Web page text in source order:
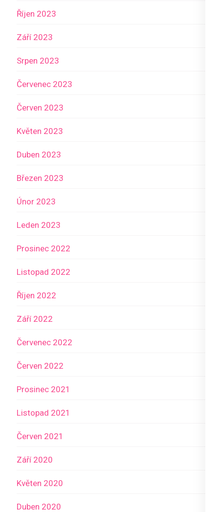
Říjen 2023
Září 2023
Srpen 2023
Červenec 2023
Červen 2023
Květen 2023
Duben 2023
Březen 2023
Únor 2023
Leden 2023
Prosinec 2022
Listopad 2022
Říjen 2022
Září 2022
Červenec 2022
Červen 2022
Prosinec 2021
Listopad 2021
Červen 2021
Září 2020
Květen 2020
Duben 2020